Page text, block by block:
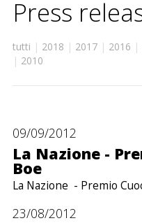
Press
tutti | 2018 | 2017| 2016 |
| 2010
09/09/2012
La Nazione -
Boe
La Nazione - Premio
23/08/2012